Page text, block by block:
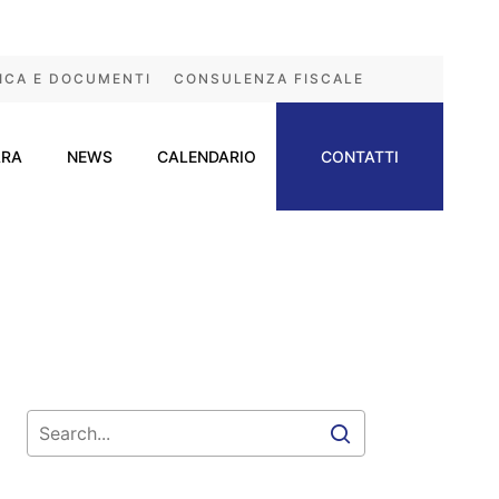
E DOCUMENTI CONSULENZA FISCALE
NEWS CALENDARIO CONTATTI